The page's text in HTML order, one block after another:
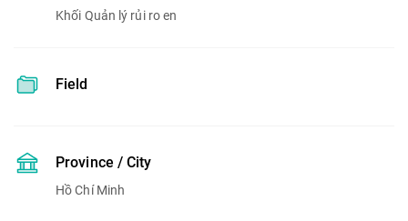
Khối Quản lý rủi ro en
Field
Province / City
Hồ Chí Minh